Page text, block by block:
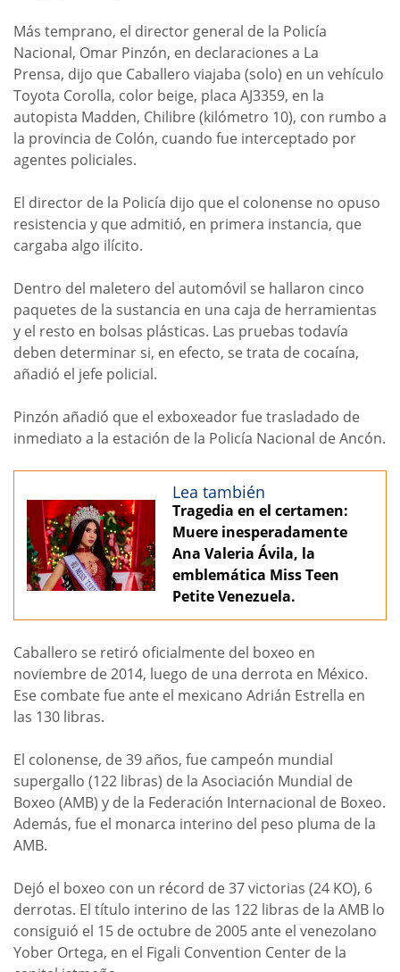
Más temprano, el director general de la Policía
Nacional, Omar Pinzón, en declaraciones a La
Prensa, dijo que Caballero viajaba (solo) en un vehículo
Toyota Corolla, color beige, placa AJ3359, en la
autopista Madden, Chilibre (kilómetro 10), con rumbo a
la provincia de Colón, cuando fue interceptado por
agentes policiales.
El director de la Policía dijo que el colonense no opuso
resistencia y que admitió, en primera instancia, que
cargaba algo ilícito.
Dentro del maletero del automóvil se hallaron cinco
paquetes de la sustancia en una caja de herramientas
y el resto en bolsas plásticas. Las pruebas todavía
deben determinar si, en efecto, se trata de cocaína,
añadió el jefe policial.
Pinzón añadió que el exboxeador fue trasladado de
inmediato a la estación de la Policía Nacional de Ancón.
Lea también
Tragedia en el certamen:
Muere inesperadamente
Ana Valeria Ávila, la
emblemática Miss Teen
Petite Venezuela.
Caballero se retiró oficialmente del boxeo en
noviembre de 2014, luego de una derrota en México.
Ese combate fue ante el mexicano Adrián Estrella en
las 130 libras.
El colonense, de 39 años, fue campeón mundial
supergallo (122 libras) de la Asociación Mundial de
Boxeo (AMB) y de la Federación Internacional de Boxeo.
Además, fue el monarca interino del peso pluma de la
AMB.
Dejó el boxeo con un récord de 37 victorias (24 KO), 6
derrotas. El título interino de las 122 libras de la AMB lo
consiguió el 15 de octubre de 2005 ante el venezolano
Yober Ortega, en el Figali Convention Center de la